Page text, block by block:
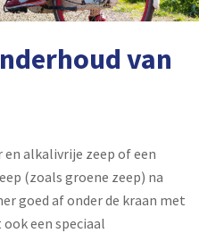
van
alkalivrije zeep of een
(zoals groene zeep) na
goed af onder de kraan met
een speciaal